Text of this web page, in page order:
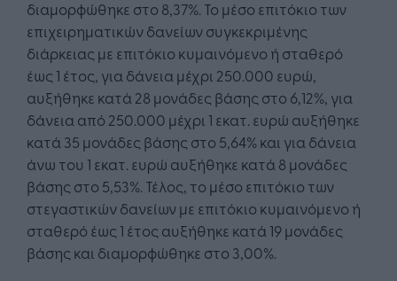
διαμορφώθηκε στο 8,37%. Το μέσο επιτόκιο των
επιχειρηματικών δανείων συγκεκριμένης
διάρκειας με επιτόκιο κυμαινόμενο ή σταθερό
έως 1 έτος, για δάνεια μέχρι 250.000 ευρώ,
αυξήθηκε κατά 28 μονάδες βάσης στο 6,12%, για
δάνεια από 250.000 μέχρι 1 εκατ. ευρώ αυξήθηκε
κατά 35 μονάδες βάσης στο 5,64% και για δάνεια
άνω του 1 εκατ. ευρώ αυξήθηκε κατά 8 μονάδες
βάσης στο 5,53%. Τέλος, το μέσο επιτόκιο των
στεγαστικών δανείων με επιτόκιο κυμαινόμενο ή
σταθερό έως 1 έτος αυξήθηκε κατά 19 μονάδες
βάσης και διαμορφώθηκε στο 3,00%.